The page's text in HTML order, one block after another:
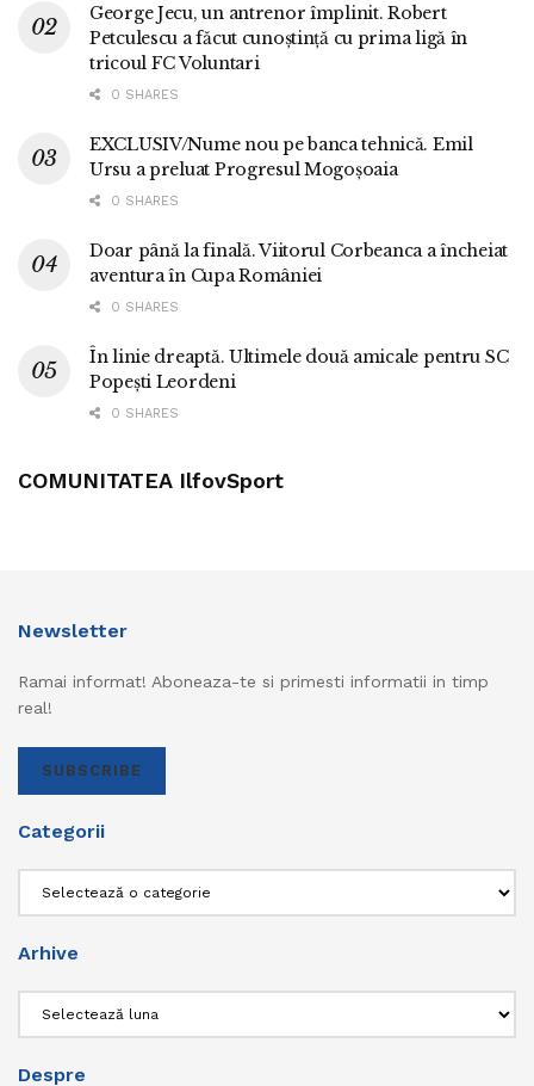
George Jecu, un antrenor împlinit. Robert
Petculescu a făcut cunoștință cu prima ligă în
tricoul FC Voluntari
0 SHARES
EXCLUSIV/Nume nou pe banca tehnică. Emil
Ursu a preluat Progresul Mogoșoaia
0 SHARES
Doar până la finală. Viitorul Corbeanca a încheiat
aventura în Cupa României
0 SHARES
În linie dreaptă. Ultimele două amicale pentru SC
Popești Leordeni
0 SHARES
COMUNITATEA IlfovSport
Newsletter
Ramai informat! Aboneaza-te si primesti informatii in timp
real!
SUBSCRIBE
Categorii
Arhive
Despre